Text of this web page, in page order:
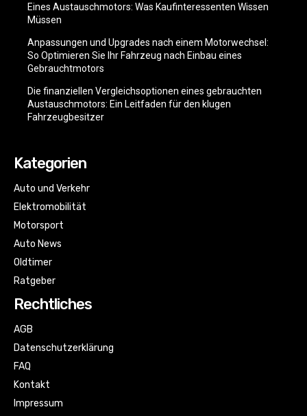
Eines Austauschmotors: Was Kaufinteressenten Wissen
Müssen
Anpassungen und Upgrades nach einem Motorwechsel:
So Optimieren Sie Ihr Fahrzeug nach Einbau eines
Gebrauchtmotors
Die finanziellen Vergleichsoptionen eines gebrauchten
Austauschmotors: Ein Leitfaden für den klugen
Fahrzeugbesitzer
Kategorien
Auto und Verkehr
Elektromobilität
Motorsport
Auto News
Oldtimer
Ratgeber
Rechtliches
AGB
Datenschutzerklärung
FAQ
Kontakt
Impressum